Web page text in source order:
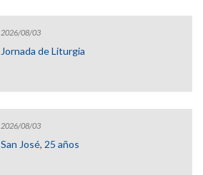
2026/08/03
Jornada de Liturgia
2026/08/03
San José, 25 años